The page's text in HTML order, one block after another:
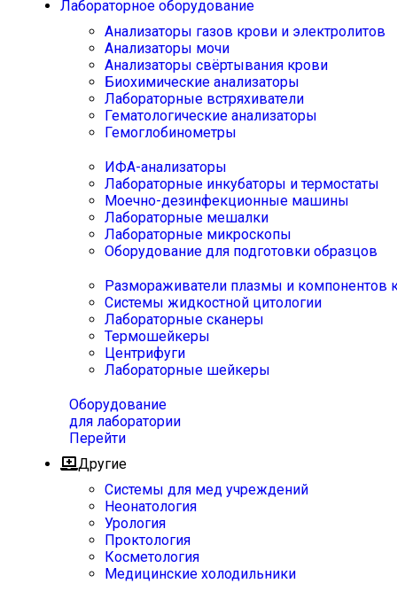
Лабораторное оборудование
Анализаторы газов крови и электролитов
Анализаторы мочи
Анализаторы свёртывания крови
Биохимические анализаторы
Лабораторные встряхиватели
Гематологические анализаторы
Гемоглобинометры
ИФА-анализаторы
Лабораторные инкубаторы и термостаты
Моечно-дезинфекционные машины
Лабораторные мешалки
Лабораторные микроскопы
Оборудование для подготовки образцов
Размораживатели плазмы и компонентов
Системы жидкостной цитологии
Лабораторные сканеры
Термошейкеры
Центрифуги
Лабораторные шейкеры
Оборудование
для лаборатории
Перейти
Другие
Системы для мед учреждений
Неонатология
Урология
Проктология
Косметология
Медицинские холодильники